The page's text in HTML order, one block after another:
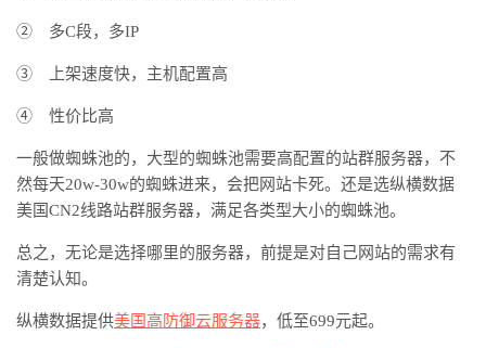
② 多C段，多IP
③ 上架速度快，主机配置高
④ 性价比高
一般做蜘蛛池的，大型的蜘蛛池需要高配置的站群服务器，不
然每天20w-30w的蜘蛛进来，会把网站卡死。还是选纵横数据
美国CN2线路站群服务器，满足各类型大小的蜘蛛池。
总之，无论是选择哪里的服务器，前提是对自己网站的需求有
清楚认知。
纵横数据提供美国高防御云服务器，低至699元起。